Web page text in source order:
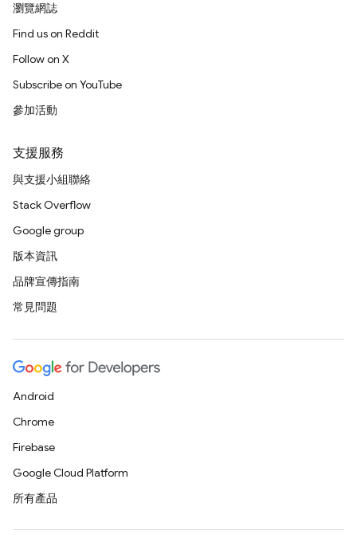
瀏覽網誌
Find us on Reddit
Follow on X
Subscribe on YouTube
參加活動
支援服務
與支援小組聯絡
Stack Overflow
Google group
版本資訊
品牌宣傳指南
常見問題
Android
Chrome
Firebase
Google Cloud Platform
所有產品